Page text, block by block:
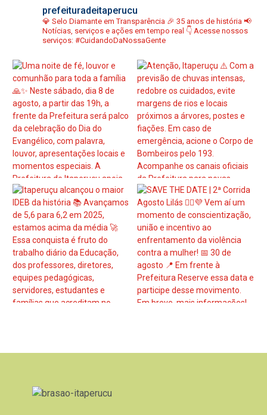
prefeituradeitaperucu
💎 Selo Diamante em Transparência 🎉 35 anos de história 📢
Notícias, serviços e ações em tempo real 👇 Acesse nossos
serviços: #CuidandoDaNossaGente